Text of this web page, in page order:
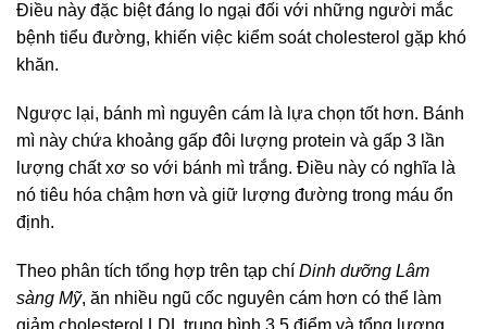
Điều này đặc biệt đáng lo ngại đối với những người mắc
bệnh tiểu đường, khiến việc kiểm soát cholesterol gặp khó
khăn.
Ngược lại, bánh mì nguyên cám là lựa chọn tốt hơn. Bánh
mì này chứa khoảng gấp đôi lượng protein và gấp 3 lần
lượng chất xơ so với bánh mì trắng. Điều này có nghĩa là
nó tiêu hóa chậm hơn và giữ lượng đường trong máu ổn
định.
Theo phân tích tổng hợp trên tạp chí Dinh dưỡng Lâm
sàng Mỹ, ăn nhiều ngũ cốc nguyên cám hơn có thể làm
giảm cholesterol LDL trung bình 3,5 điểm và tổng lượng